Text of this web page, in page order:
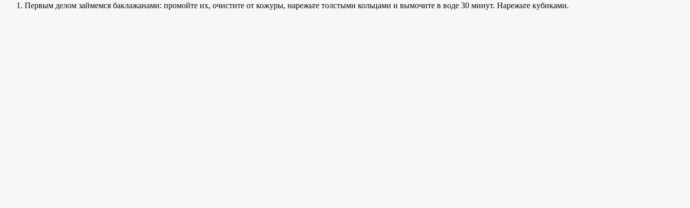
Первым делом займемся баклажанами: промойте их, очистите от кожуры, нарежьте толстыми кольцами и вымочите в воде 30 минут. Нарежьте кубиками.